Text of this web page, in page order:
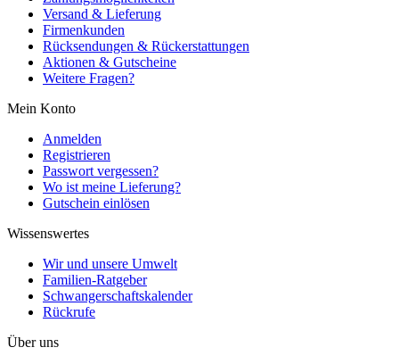
Versand & Lieferung
Firmenkunden
Rücksendungen & Rückerstattungen
Aktionen & Gutscheine
Weitere Fragen?
Mein Konto
Anmelden
Registrieren
Passwort vergessen?
Wo ist meine Lieferung?
Gutschein einlösen
Wissenswertes
Wir und unsere Umwelt
Familien-Ratgeber
Schwangerschaftskalender
Rückrufe
Über uns